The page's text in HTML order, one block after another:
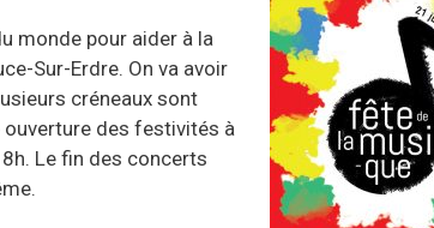
monde pour aider à la
Sur-Erdre. On va avoir
créneaux sont
ouverture des festivités à
Le fin des concerts